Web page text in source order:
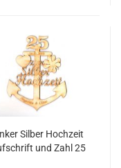
Silber Hochzeit
und Zahl 25